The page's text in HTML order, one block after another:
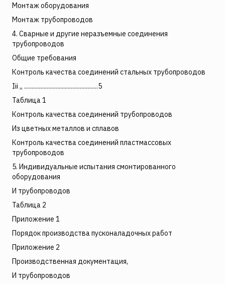
Монтаж оборудования
Монтаж трубопроводов
4. Сварные и другие неразъемные соединения
трубопроводов
Общие требования
Контроль качества соединений стальных трубопроводов
Iii „ .................................................5
Таблица 1
Контроль качества соединений трубопроводов
Из цветных металлов и сплавов
Контроль качества соединений пластмассовых
трубопроводов
5. Индивидуальные испытания смонтированного
оборудования
И трубопроводов
Таблица 2
Приложение 1
Порядок производства пусконаладочных работ
Приложение 2
Производственная документация,
И трубопроводов